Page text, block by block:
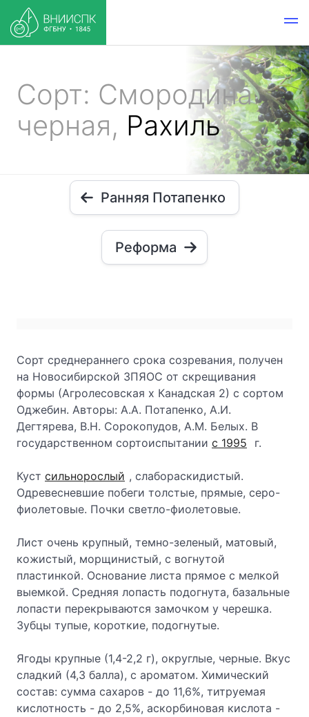
Сорт: Смородина
черная, Рахиль
Ранняя Потапенко
Реформа
Сорт среднераннего срока созревания, получен
на Новосибирской ЗПЯОС от скрещивания
формы (Агролесовская х Канадская 2) с сортом
Оджебин. Авторы: А.А. Потапенко, А.И.
Дегтярева, В.Н. Сорокопудов, А.М. Белых. В
государственном сортоиспытании с 1995 г.
Куст сильнорослый , слабораскидистый.
Одревесневшие побеги толстые, прямые, серо-
фиолетовые. Почки светло-фиолетовые.
Лист очень крупный, темно-зеленый, матовый,
кожистый, морщинистый, с вогнутой
пластинкой. Основание листа прямое с мелкой
выемкой. Средняя лопасть подогнута, базальные
лопасти перекрываются замочком у черешка.
Зубцы тупые, короткие, подогнутые.
Ягоды крупные (1,4-2,2 г), округлые, черные. Вкус
сладкий (4,3 балла), с ароматом. Химический
состав: сумма сахаров - до 11,6%, титруемая
кислотность - до 2,5%, аскорбиновая кислота -